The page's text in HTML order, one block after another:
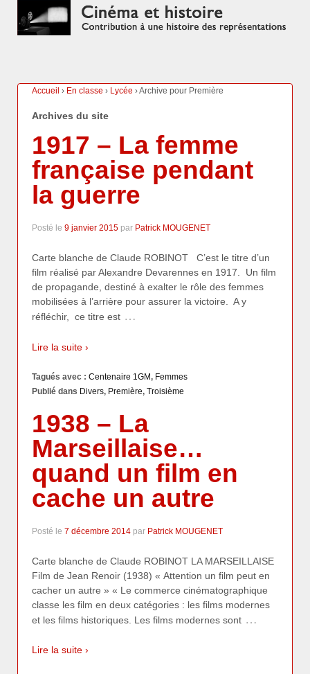
Accueil › En classe › Lycée ›Archive pour Première
Archives du site
1917 – La femme
française pendant
la guerre
Posté le 9 janvier 2015 par Patrick MOUGENET
Carte blanche de Claude ROBINOT C’est le titre d’un
film réalisé par Alexandre Devarennes en 1917. Un film
de propagande, destiné à exalter le rôle des femmes
mobilisées à l’arrière pour assurer la victoire. A y
réfléchir, ce titre est …
Lire la suite ›
Tagués avec : Centenaire 1GM, Femmes
Publié dans Divers, Première, Troisième
1938 – La
Marseillaise…
quand un film en
cache un autre
Posté le 7 décembre 2014 par Patrick MOUGENET
Carte blanche de Claude ROBINOT LA MARSEILLAISE
Film de Jean Renoir (1938) « Attention un film peut en
cacher un autre » « Le commerce cinématographique
classe les film en deux catégories : les films modernes
et les films historiques. Les films modernes sont …
Lire la suite ›